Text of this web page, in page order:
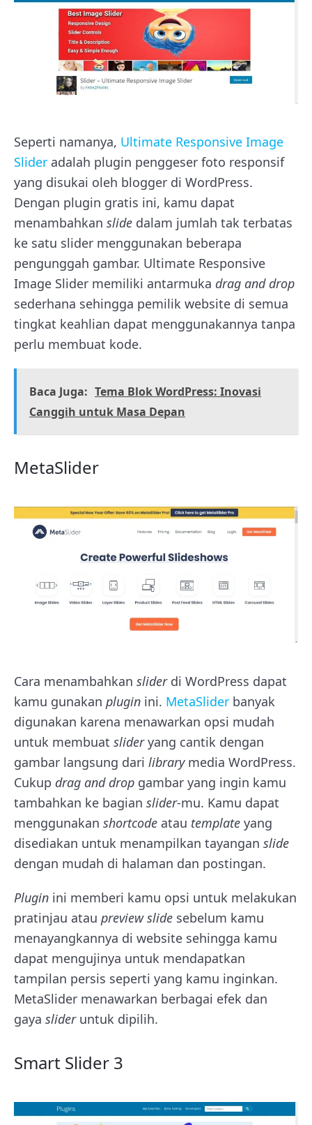
Seperti namanya, Ultimate Responsive Image
Slider adalah plugin penggeser foto responsif
yang disukai oleh blogger di WordPress.
Dengan plugin gratis ini, kamu dapat
menambahkan slide dalam jumlah tak terbatas
ke satu slider menggunakan beberapa
pengunggah gambar. Ultimate Responsive
Image Slider memiliki antarmuka drag and drop
sederhana sehingga pemilik website di semua
tingkat keahlian dapat menggunakannya tanpa
perlu membuat kode.
Baca Juga: Tema Blok WordPress: Inovasi
Canggih untuk Masa Depan
MetaSlider
Cara menambahkan slider di WordPress dapat
kamu gunakan plugin ini. MetaSlider banyak
digunakan karena menawarkan opsi mudah
untuk membuat slideryang cantik dengan
gambar langsung dari librarymedia WordPress.
Cukup drag and drop gambar yang ingin kamu
tambahkan ke bagian slider-mu. Kamu dapat
menggunakan shortcode atau template yang
disediakan untuk menampilkan tayangan slide
dengan mudah di halaman dan postingan.
Plugin ini memberi kamu opsi untuk melakukan
pratinjau atau preview slide sebelum kamu
menayangkannya di website sehingga kamu
dapat mengujinya untuk mendapatkan
tampilan persis seperti yang kamu inginkan.
MetaSlider menawarkan berbagai efek dan
gaya slider untuk dipilih.
Smart Slider 3